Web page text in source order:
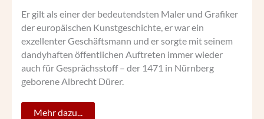
Er gilt als einer der bedeutendsten Maler und Grafiker
der europäischen Kunstgeschichte, er war ein
exzellenter Geschäftsmann und er sorgte mit seinem
dandyhaften öffentlichen Auftreten immer wieder
auch für Gesprächsstoff – der 1471 in Nürnberg
geborene Albrecht Dürer.
Mehr dazu...